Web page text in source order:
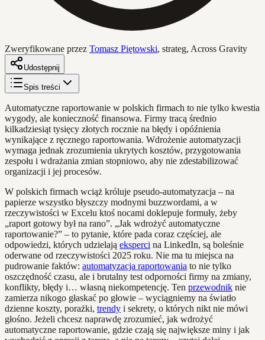
Zweryfikowane przez Tomasz Piętowski, strateg, Across Gravity
Udostępnij
Spis treści
Automatyczne raportowanie w polskich firmach to nie tylko kwestia
wygody, ale konieczność finansowa. Firmy tracą średnio
kilkadziesiąt tysięcy złotych rocznie na błędy i opóźnienia
wynikające z ręcznego raportowania. Wdrożenie automatyzacji
wymaga jednak zrozumienia ukrytych kosztów, przygotowania
zespołu i wdrażania zmian stopniowo, aby nie zdestabilizować
organizacji i jej procesów.
W polskich firmach wciąż króluje pseudo-automatyzacja – na
papierze wszystko błyszczy modnymi buzzwordami, a w
rzeczywistości w Excelu ktoś nocami doklepuje formuły, żeby
„raport gotowy był na rano”. „Jak wdrożyć automatyczne
raportowanie?” – to pytanie, które pada coraz częściej, ale
odpowiedzi, których udzielają eksperci na LinkedIn, są boleśnie
oderwane od rzeczywistości 2025 roku. Nie ma tu miejsca na
pudrowanie faktów: automatyzacja raportowania to nie tylko
oszczędność czasu, ale i brutalny test odporności firmy na zmiany,
konflikty, błędy i… własną niekompetencję. Ten przewodnik nie
zamierza nikogo głaskać po głowie – wyciągniemy na światło
dzienne koszty, porażki, trendy i sekrety, o których nikt nie mówi
głośno. Jeżeli chcesz naprawdę zrozumieć, jak wdrożyć
automatyczne raportowanie, gdzie czają się największe miny i jak